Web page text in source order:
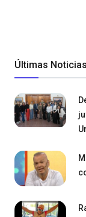
Últimas Noticias